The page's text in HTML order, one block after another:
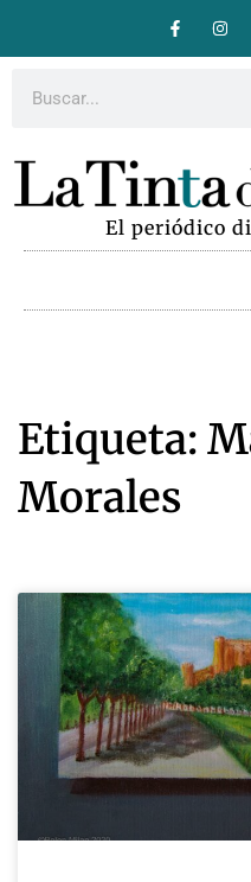
El periódico
Etiqueta:
Morales